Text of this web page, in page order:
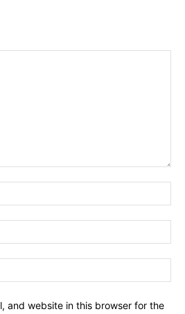
and website in this browser for the